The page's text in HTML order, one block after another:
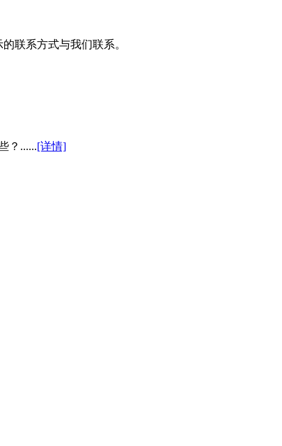
联系方式与我们联系。
？......[详情]